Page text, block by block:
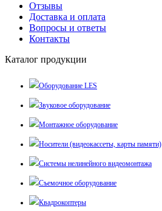
Отзывы
Доставка и оплата
Вопросы и ответы
Контакты
Каталог продукции
Оборудование LES
Звуковое оборудование
Монтажное оборудование
Носители (видеокассеты, карты памяти)
Системы нелинейного видеомонтажа
Съемочное оборудование
Квадрокоптеры